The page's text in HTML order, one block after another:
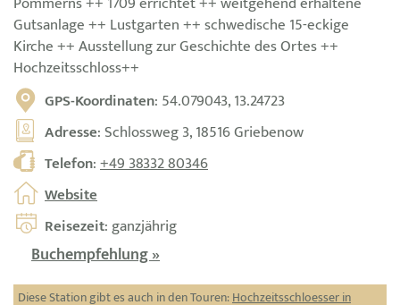
Gutsanlage ++ Lustgarten ++ schwedische 15-eckige
Kirche ++ Ausstellung zur Geschichte des Ortes ++
Hochzeitsschloss++
GPS-Koordinaten: 54.079043, 13.24723
Adresse: Schlossweg 3, 18516 Griebenow
Telefon:+49 38332 80346
Website
Reisezeit: ganzjährig
Buchempfehlung »
Diese Station gibt es auch in den Touren:Hochzeitsschloesser in